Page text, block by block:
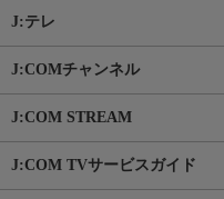
J:テレ
J:COMチャンネル
J:COM STREAM
J:COM TVサービスガイド